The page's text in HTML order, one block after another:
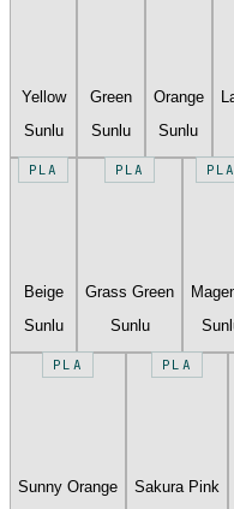
Yellow
Sunlu
Green
Sunlu
Orange
Sunlu
PLA
Beige
Sunlu
PLA
Grass Green
Sunlu
PLA
PLA
Sunny Orange
PLA
Sakura Pink